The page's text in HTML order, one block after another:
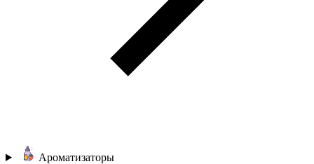
Ароматизаторы